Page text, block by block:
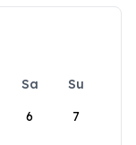
Sa
Su
6 7